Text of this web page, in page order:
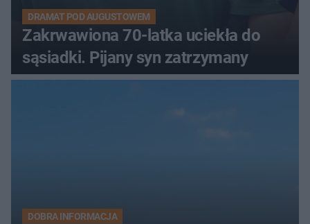
DRAMAT POD AUGUSTOWEM
Zakrwawiona 70-latka uciekła do
sąsiadki. Pijany syn zatrzymany
DOBRA INFORMACJA